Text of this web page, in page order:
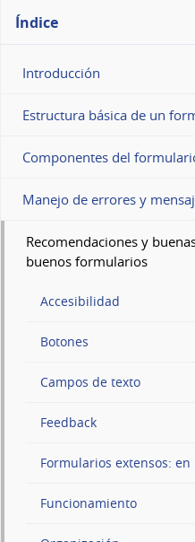
Índice
Introducción
Estructura básica de un
Componentes del
Manejo de errores y
Recomendaciones y
buenos formularios
Accesibilidad
Botones
Campos de texto
Feedback
Formularios extensos: en
Funcionamiento